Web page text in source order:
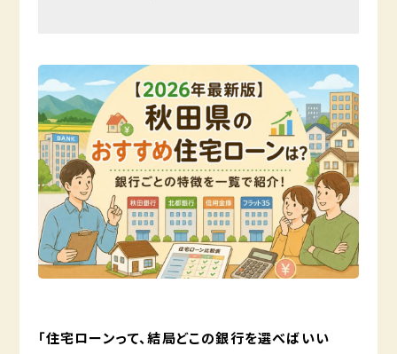
「住宅ローンって、結局どこの銀行を選べばいい